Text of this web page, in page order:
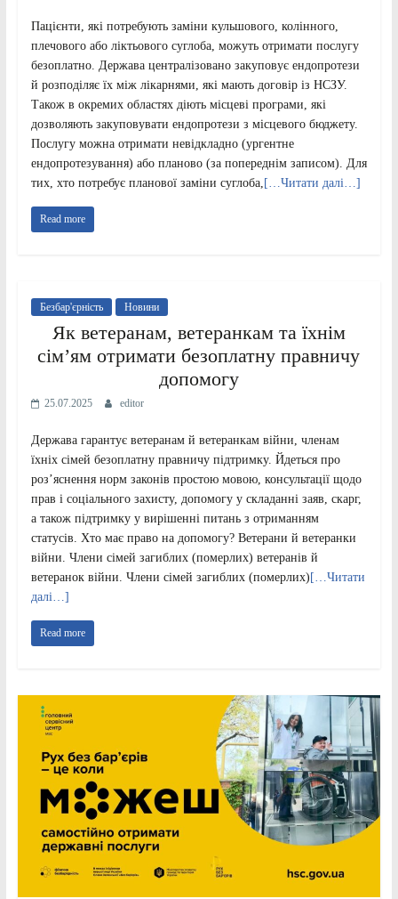
Пацієнти, які потребують заміни кульшового, колінного,
плечового або ліктьового суглоба, можуть отримати послугу
безоплатно. Держава централізовано закуповує ендопротези
й розподіляє їх між лікарнями, які мають договір із НСЗУ.
Також в окремих областях діють місцеві програми, які
дозволяють закуповувати ендопротези з місцевого бюджету.
Послугу можна отримати невідкладно (ургентне
ендопротезування) або планово (за попереднім записом). Для
тих, хто потребує планової заміни суглоба, […Читати далі…]
Read more
Безбар'єрність Новини
Як ветеранам, ветеранкам та їхнім
сім’ям отримати безоплатну правничу
допомогу
25.07.2025 editor
Держава гарантує ветеранам й ветеранкам війни, членам
їхніх сімей безоплатну правничу підтримку. Йдеться про
роз’яснення норм законів простою мовою, консультації щодо
прав і соціального захисту, допомогу у складанні заяв, скарг,
а також підтримку у вирішенні питань з отриманням
статусів. Хто має право на допомогу? Ветерани й ветеранки
війни. Члени сімей загиблих (померлих) ветеранів й
ветеранок війни. Члени сімей загиблих (померлих)[…Читати
далі…]
Read more